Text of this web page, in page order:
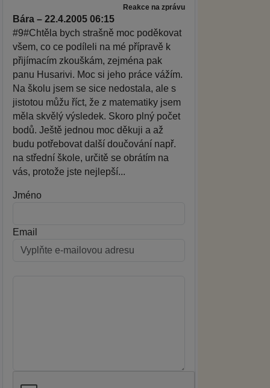
Reakce na zprávu
Bára – 22.4.2005 06:15
#9#Chtěla bych strašně moc poděkovat
všem, co ce podíleli na mé přípravě k
přijímacím zkouškám, zejména pak
panu Husarivi. Moc si jeho práce vážím.
Na školu jsem se sice nedostala, ale s
jistotou můžu říct, že z matematiky jsem
měla skvělý výsledek. Skoro plný počet
bodů. Ještě jednou moc děkuji a až
budu potřebovat další doučování např.
na střední škole, určitě se obrátím na
vás, protože jste nejlepší...
Jméno
Email